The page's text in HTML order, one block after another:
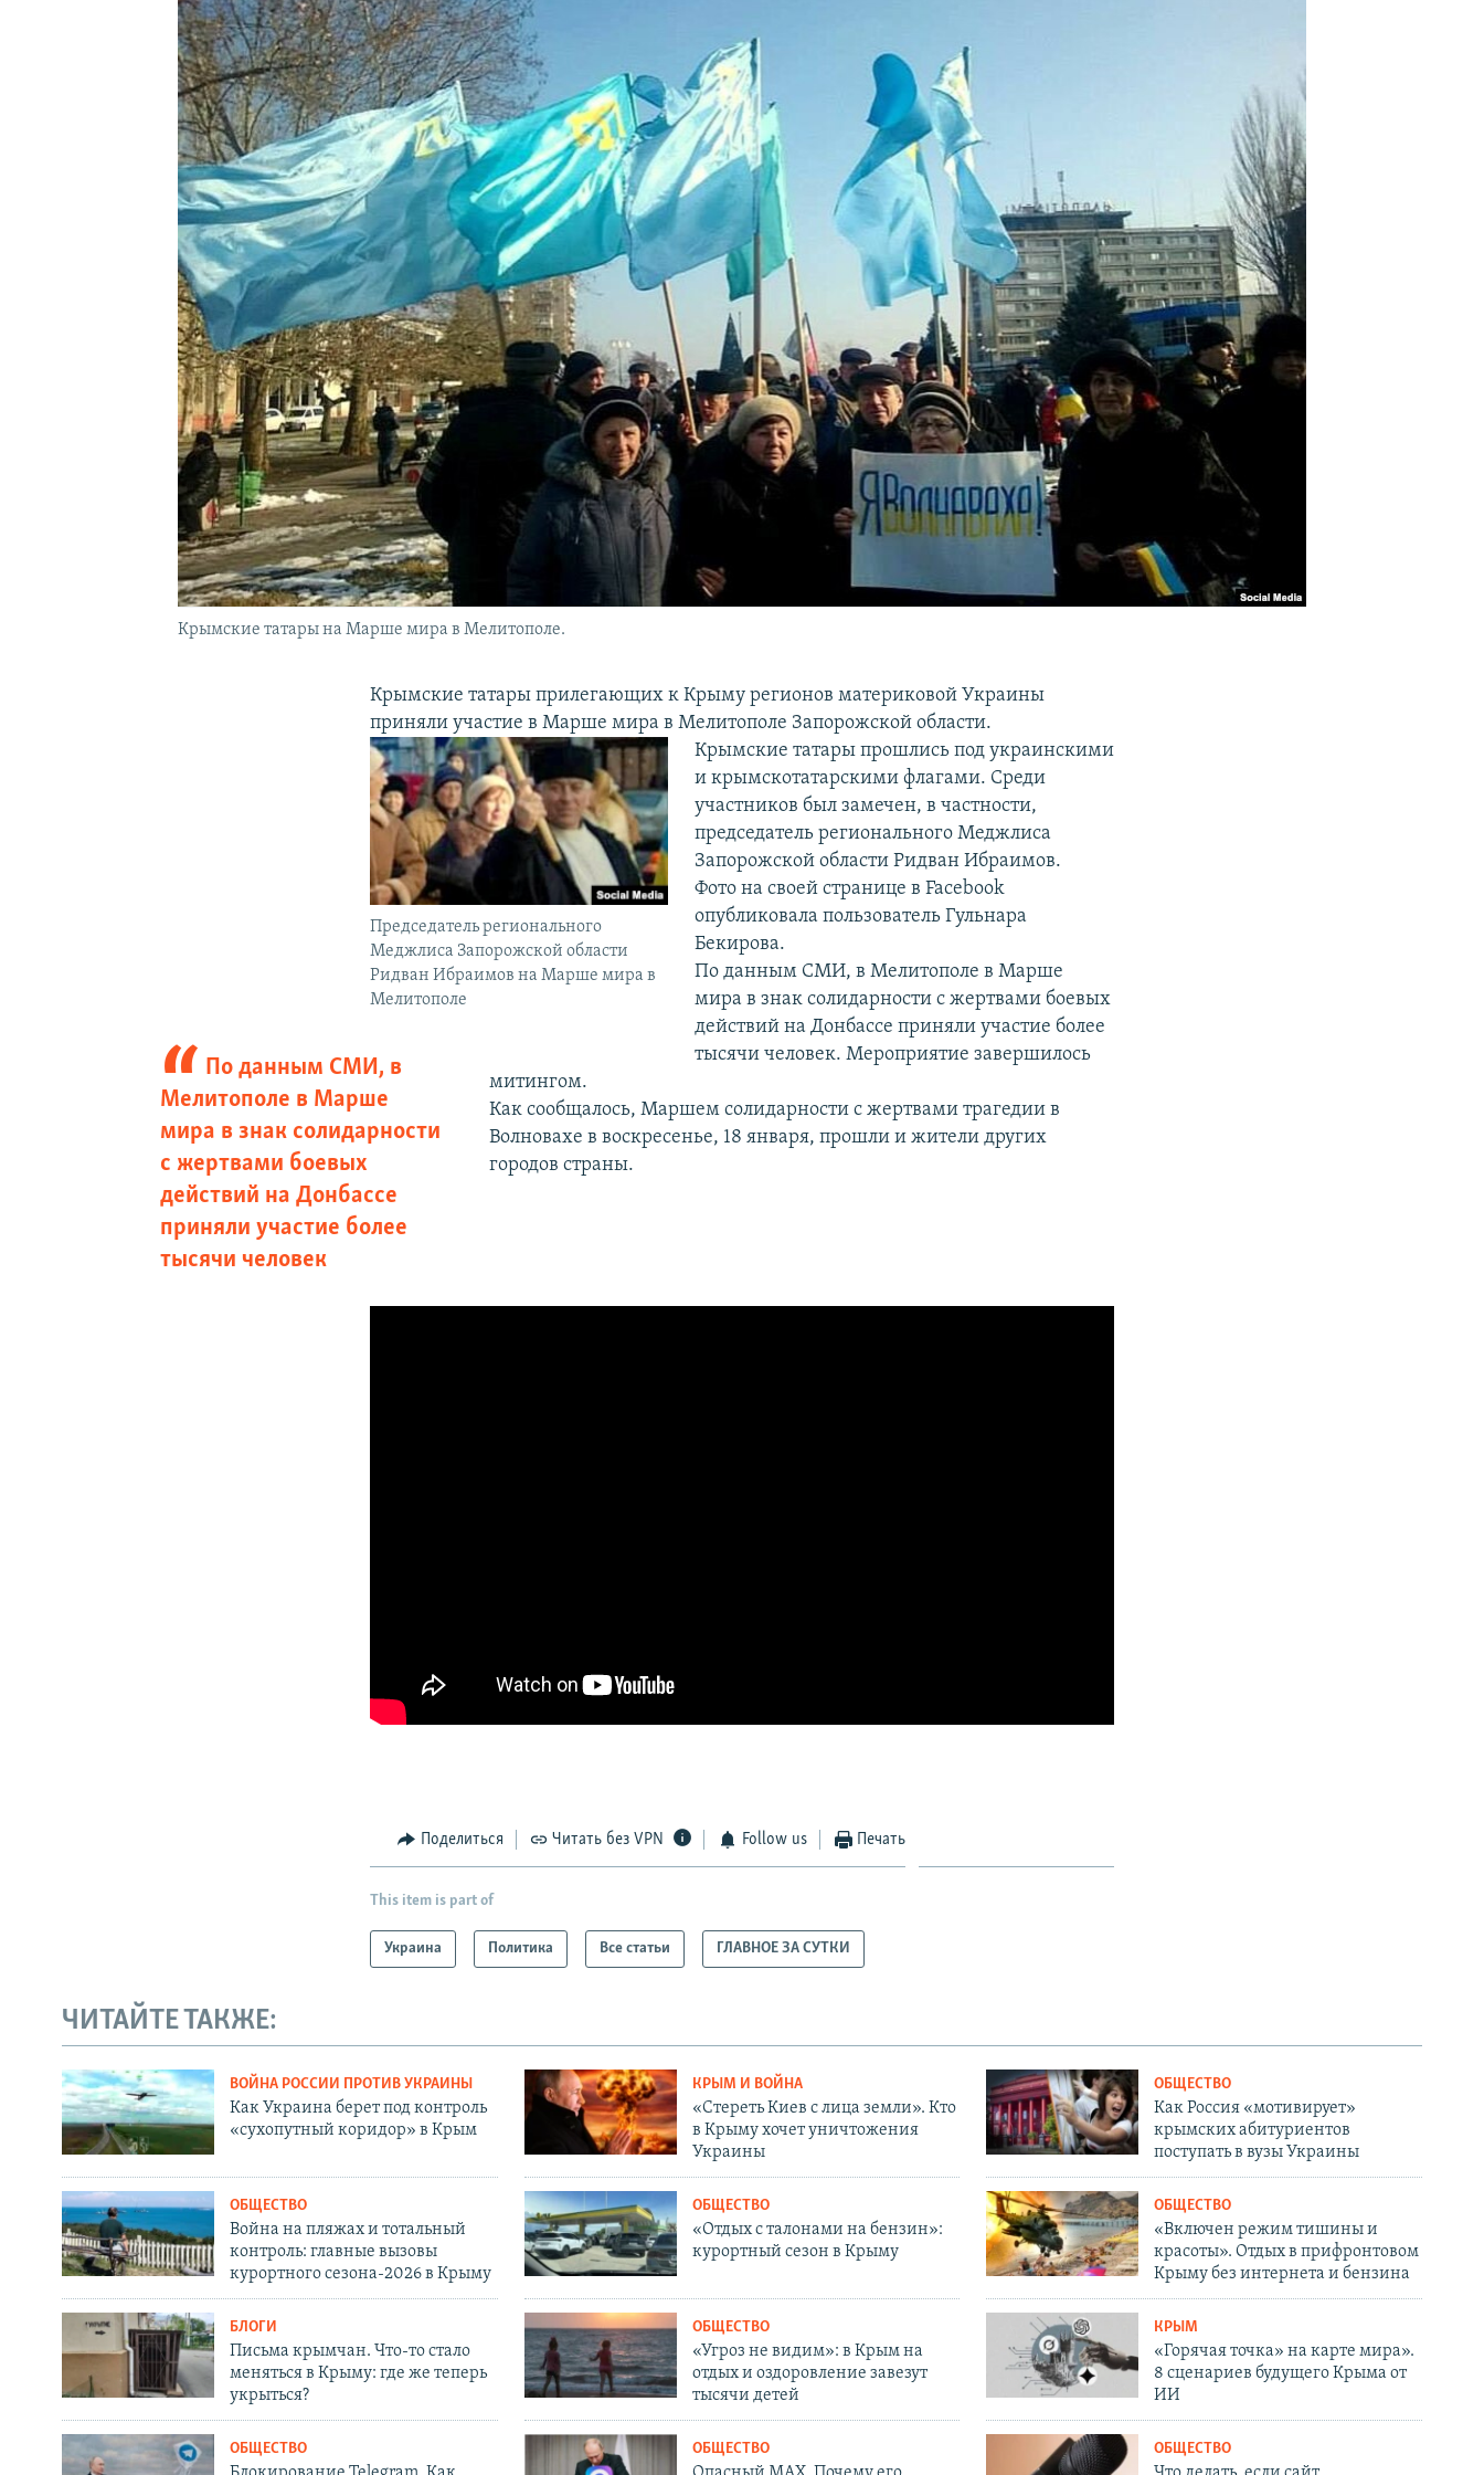
КРЫМ.НЕПОКОРЕННЫЙ
УКРАИНСКАЯ ПРОБЛЕМА КРЫМА
Крымские татары на Марше мира в Мелитополе.
Крымские татары прилегающих к Крыму регионов материковой Украины
приняли участие в Марше мира в Мелитополе Запорожской области.
Председатель регионального
Меджлиса Запорожской области
Ридван Ибраимов на Марше мира в
Мелитополе
​Крымские татары прошлись под украинскими
и крымскотатарскими флагами. Среди
участников был замечен, в частности,
председатель регионального Меджлиса
Запорожской области Ридван Ибраимов.
Фото на своей странице в Facebook
опубликовала пользователь Гульнара
Бекирова.
По данным СМИ, в
Мелитополе в Марше
мира в знак солидарности
с жертвами боевых
действий на Донбассе
приняли участие более
тысячи человек
По данным СМИ, в Мелитополе в Марше
мира в знак солидарности с жертвами боевых
действий на Донбассе приняли участие более
тысячи человек. Мероприятие завершилось
митингом.
Как сообщалось, Маршем солидарности с жертвами трагедии в
Волновахе в воскресенье, 18 января, прошли и жители других
городов страны.
Поделиться Читать без VPN Follow us Печать
This item is part of
Украина Политика Все статьи ГЛАВНОЕ ЗА СУТКИ
ЧИТАЙТЕ ТАКЖЕ:
ВОЙНА РОССИИ ПРОТИВ УКРАИНЫ
Как Украина берет под контроль
«сухопутный коридор» в Крым
КРЫМ И ВОЙНА
«Стереть Киев с лица земли». Кто
в Крыму хочет уничтожения
Украины
ОБЩЕСТВО
Как Россия «мотивирует»
крымских абитуриентов
поступать в вузы Украины
ОБЩЕСТВО
Война на пляжах и тотальный
контроль: главные вызовы
курортного сезона-2026 в Крыму
ОБЩЕСТВО
«Отдых с талонами на бензин»:
курортный сезон в Крыму
ОБЩЕСТВО
«Включен режим тишины и
красоты». Отдых в прифронтовом
Крыму без интернета и бензина
БЛОГИ
Письма крымчан. Что-то стало
меняться в Крыму: где же теперь
укрыться?
ОБЩЕСТВО
«Угроз не видим»: в Крым на
отдых и оздоровление завезут
тысячи детей
КРЫМ
«Горячая точка» на карте мира».
8 сценариев будущего Крыма от
ИИ
ОБЩЕСТВО ОБЩЕСТВО ОБЩЕСТВО